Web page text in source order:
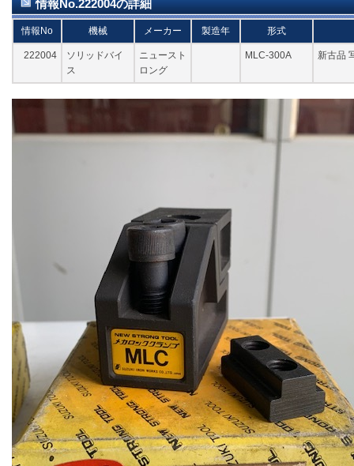
情報No.222004の詳細
情報No 機械 メーカー 製造年 形式
222004
ソリッドバイ
ス
ニュースト
ロング
MLC-300A 新古品